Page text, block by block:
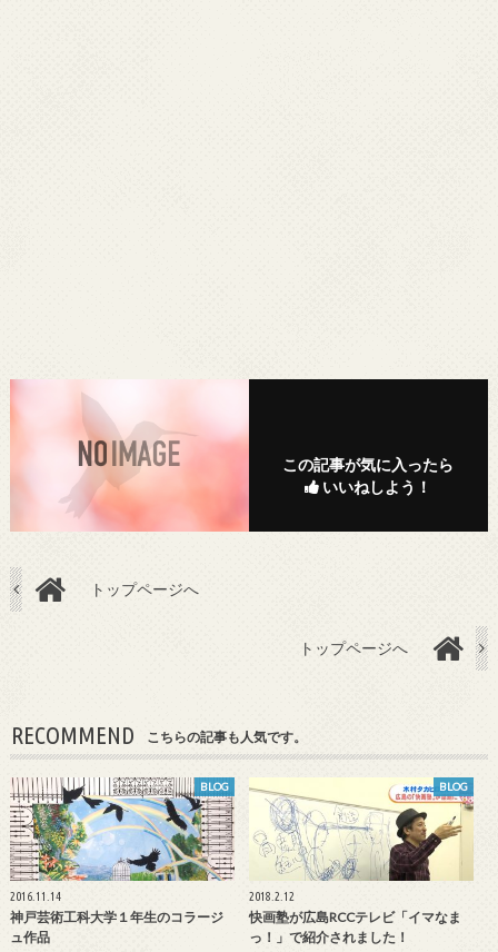
この記事が気に入ったら
いいねしよう！
トップページへ
トップページへ
RECOMMEND こちらの記事も人気です。
BLOG
2016.11.14
神戸芸術工科大学１年生のコラージ
ュ作品
BLOG
2018.2.12
快画塾が広島RCCテレビ「イマなま
っ！」で紹介されました！